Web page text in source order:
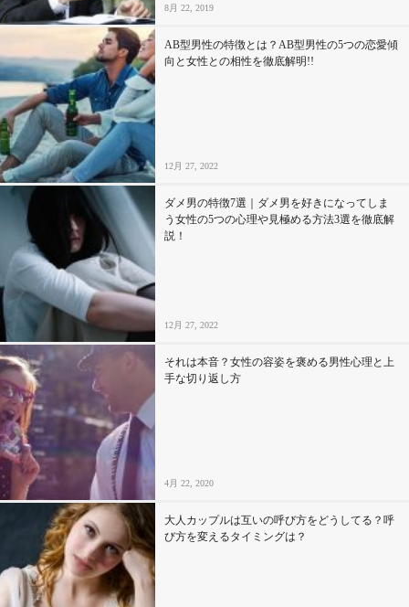
8月 22, 2019
AB型男性の特徴とは？AB型男性の5つの恋愛傾
向と女性との相性を徹底解明!!
12月 27, 2022
ダメ男の特徴7選｜ダメ男を好きになってしま
う女性の5つの心理や見極める方法3選を徹底解
説！
12月 27, 2022
それは本音？女性の容姿を褒める男性心理と上
手な切り返し方
4月 22, 2020
大人カップルは互いの呼び方をどうしてる？呼
び方を変えるタイミングは？